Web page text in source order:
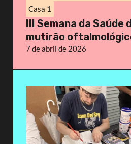
Casa 1
III Semana da Saúde
mutirão
7 de abril de 2026